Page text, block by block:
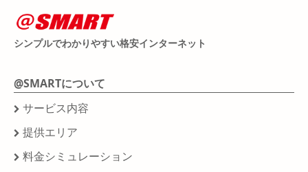
シンプルでわかりやすい格安インターネット
@SMARTについて
サービス内容
提供エリア
料金シミュレーション